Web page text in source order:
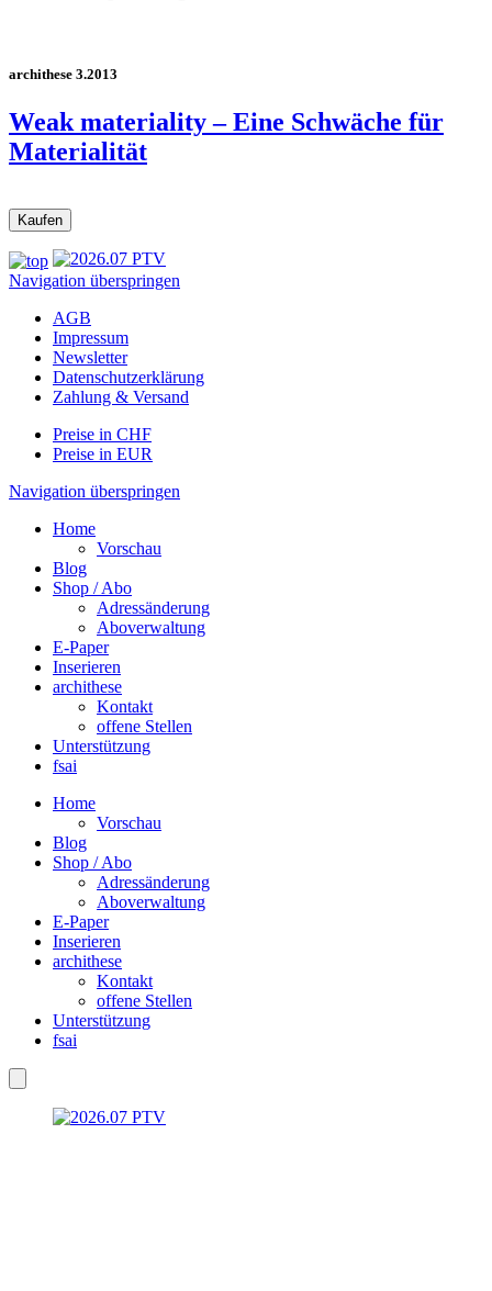
archithese 3.2013
Weak materiality – Eine Schwäche für
Materialität
Navigation überspringen
AGB
Impressum
Newsletter
Datenschutzerklärung
Zahlung & Versand
Preise in CHF
Preise in EUR
Navigation überspringen
Home
Vorschau
Blog
Shop / Abo
Adressänderung
Aboverwaltung
E-Paper
Inserieren
archithese
Kontakt
offene Stellen
Unterstützung
fsai
Home
Vorschau
Blog
Shop / Abo
Adressänderung
Aboverwaltung
E-Paper
Inserieren
archithese
Kontakt
offene Stellen
Unterstützung
fsai